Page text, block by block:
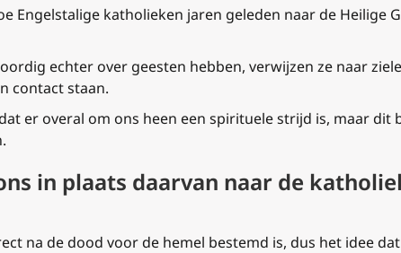
Engelstalige katholieken jaren geleden naar de Heilige
echter over geesten hebben, verwijzen ze naar
contact staan.
er overal om ons heen een spirituele strijd is, maar
in plaats daarvan naar de
na de dood voor de hemel bestemd is, dus het idee